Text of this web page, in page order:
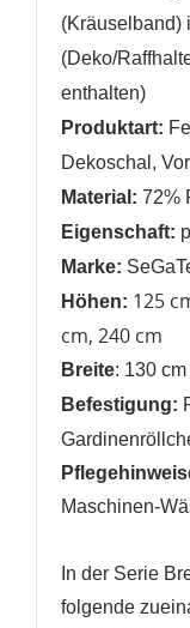
(Kräuselband)
(Deko/
enthalten)
Produktart:
Dekoschal,
Material: 72%
Eigenschaft:
Marke:
Höhen: 125
cm, 240 cm
Breite: 130 cm
Befestigung:
Maschinen-
In der Serie
folgende